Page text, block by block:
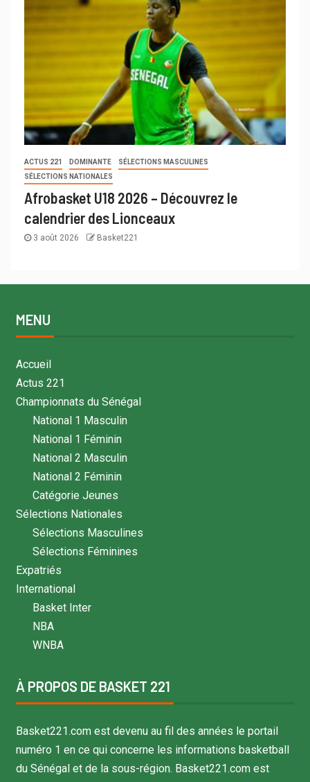
ACTUS 221 DOMINANTE
SÉLECTIONS MASCULINES
SÉLECTIONS NATIONALES
Afrobasket U18 2026 – Découvrez le
calendrier des Lionceaux
3 août 2026 Basket221
MENU
Accueil
Actus 221
Championnats du Sénégal
National 1 Masculin
National 1 Féminin
National 2 Masculin
National 2 Féminin
Catégorie Jeunes
Sélections Nationales
Sélections Masculines
Sélections Féminines
Expatriés
International
Basket Inter
NBA
WNBA
À PROPOS DE BASKET 221
Basket221.com est devenu au fil des années le portail
numéro 1 en ce qui concerne les informations basketball
du Sénégal et de la sous-région. Basket221.com est